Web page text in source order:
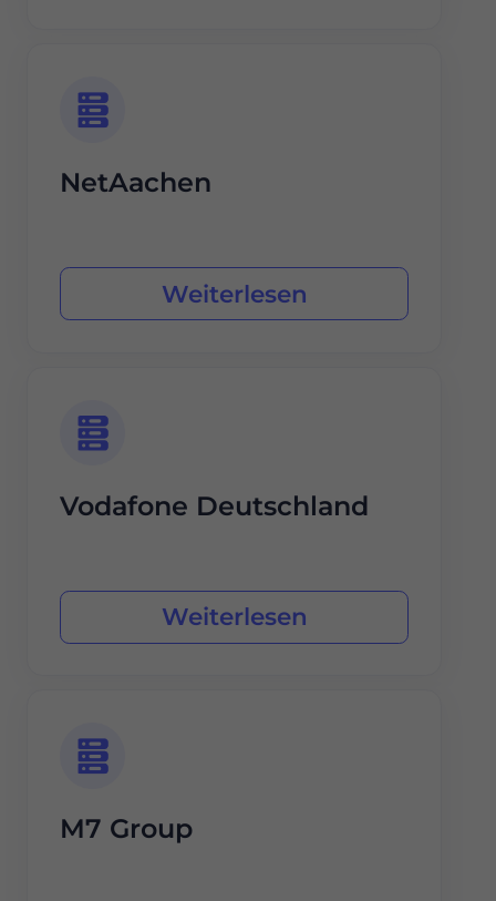
NetAachen
Weiterlesen
Vodafone Deutschland
Weiterlesen
M7 Group